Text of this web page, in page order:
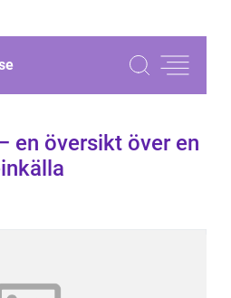
en översikt över en